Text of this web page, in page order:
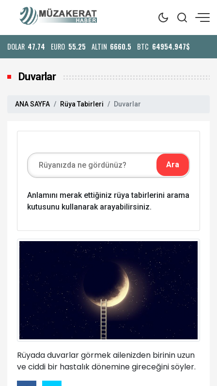
DOLAR 47.74 EURO 55.25 ALTIN 6660.5 BTC 64954.947$
Duvarlar
ANA SAYFA Rüya Tabirleri Duvarlar
Anlamını merak ettiğiniz rüya tabirlerini arama
kutusunu kullanarak arayabilirsiniz.
Rüyada duvarlar görmek ailenizden birinin uzun
ve ciddi bir hastalık dönemine gireceğini söyler.